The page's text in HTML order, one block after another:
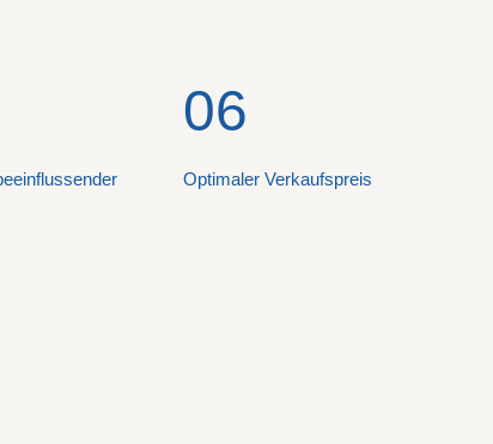
06
Optimaler Verkaufspreis